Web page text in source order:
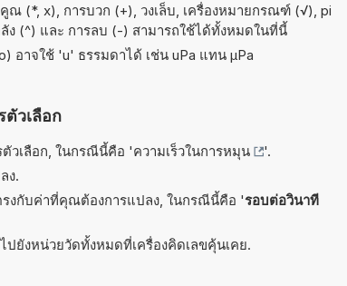
(*, x), การบวก (+), วงเล็บ, เครื่องหมายกรณฑ์ (√), pi
ง (^) และ การลบ (-) สามารถใช้ได้ทั้งหมดในที่นี้
อาจใช้ 'u' ธรรมดาได้ เช่น uPa แทน µPa
ตัวเลือก
วเลือก, ในกรณีนี้คือ 'ความเร็วในการหมุน
'.
ง.
รงกับค่าที่คุณต้องการแปลง, ในกรณีนี้คือ 'รอบต่อวินาที
ยังหน่วยวัดทั้งหมดที่เครื่องคิดเลขคุ้นเคย.